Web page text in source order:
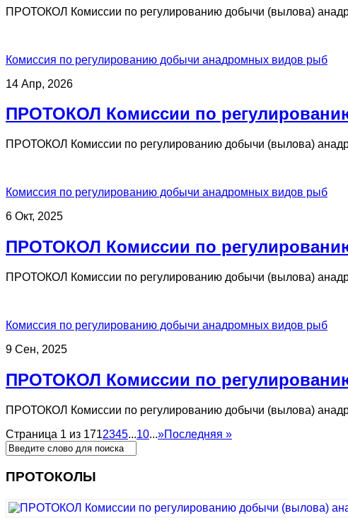
ПРОТОКОЛ Комиссии по регулированию добычи (вылова)
Комиссия по регулированию добычи анадромных видов рыб
14 Апр, 2026
ПРОТОКОЛ Комиссии по
ПРОТОКОЛ Комиссии по регулированию добычи (вылова)
Комиссия по регулированию добычи анадромных видов рыб
6 Окт, 2025
ПРОТОКОЛ Комиссии по
ПРОТОКОЛ Комиссии по регулированию добычи (вылова)
Комиссия по регулированию добычи анадромных видов рыб
9 Сен, 2025
ПРОТОКОЛ Комиссии по
ПРОТОКОЛ Комиссии по регулированию добычи (вылова)
Страница 1 из 1712345...10...»Последняя »
ПРОТОКОЛЫ